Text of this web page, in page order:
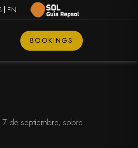
EN
BOOKINGS
de septiembre, sobre